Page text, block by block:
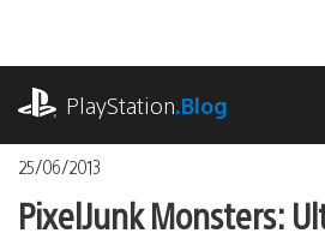
o
conteúdoPlayStation.Blog
25/06/2013
PixelJunk Monsters: